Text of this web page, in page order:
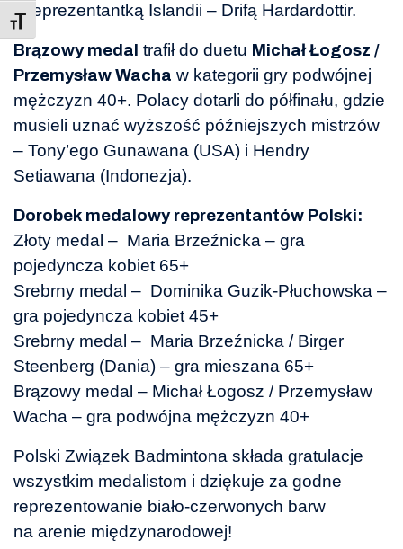
Toggle Font size
z reprezentantką Islandii – Drifą Hardardottir.
Brązowy medal trafił do duetu Michał Łogosz /
Przemysław Wacha w kategorii gry podwójnej
mężczyzn 40+. Polacy dotarli do półfinału, gdzie
musieli uznać wyższość późniejszych mistrzów
– Tony’ego Gunawana (USA) i Hendry
Setiawana (Indonezja).
Dorobek medalowy reprezentantów Polski:
Złoty medal – Maria Brzeźnicka – gra
pojedyncza kobiet 65+
Srebrny medal – Dominika Guzik-Płuchowska –
gra pojedyncza kobiet 45+
Srebrny medal – Maria Brzeźnicka / Birger
Steenberg (Dania) – gra mieszana 65+
Brązowy medal – Michał Łogosz / Przemysław
Wacha – gra podwójna mężczyzn 40+
Polski Związek Badmintona składa gratulacje
wszystkim medalistom i dziękuje za godne
reprezentowanie biało-czerwonych barw
na arenie międzynarodowej!